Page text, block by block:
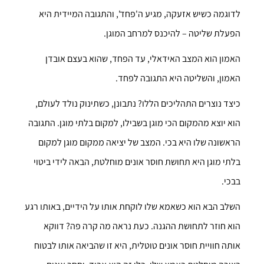
לדוגמה כשיש אזעקה, מגיע ה'פחד', והתגובה המיידית היא
הפעלת שליטה – להיכנס למרחב המוגן.
האמון הוא המצב האידאלי, עד הפחד, שהוא בעצם אובדן
האמון, והשליטה היא התגובה לפחד.
כיצד נוצרים התהליכים הללו? נתבונן, כשתינוק נולד לעולם,
הוא יוצא מהמקום הכי מוגן בשבילו, למקום בלתי מוגן. התגובה
הראשונה שלו היא בכי. המצב של יציאה ממקום מוגן למקום
בלתי מוגן היא תחושת חוסר אונים מוחלטת, הבאה לידי ביטוי
בבכי.
השלב הבא הוא כשאמא שלו לוקחת אותו על הידיים, באותו רגע
הוא חוזר לתחושת ההגנה. כעת נראה מה קרה פה? דווקא
אותה חוויית חוסר אונים טוטלית, היא זו שהביאה אותו לבטוח